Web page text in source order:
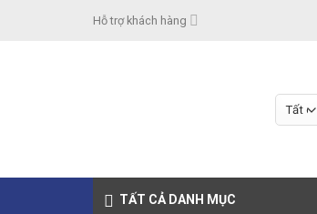
Hỗ trợ khách hàng
TẤT CẢ DANH MỤC